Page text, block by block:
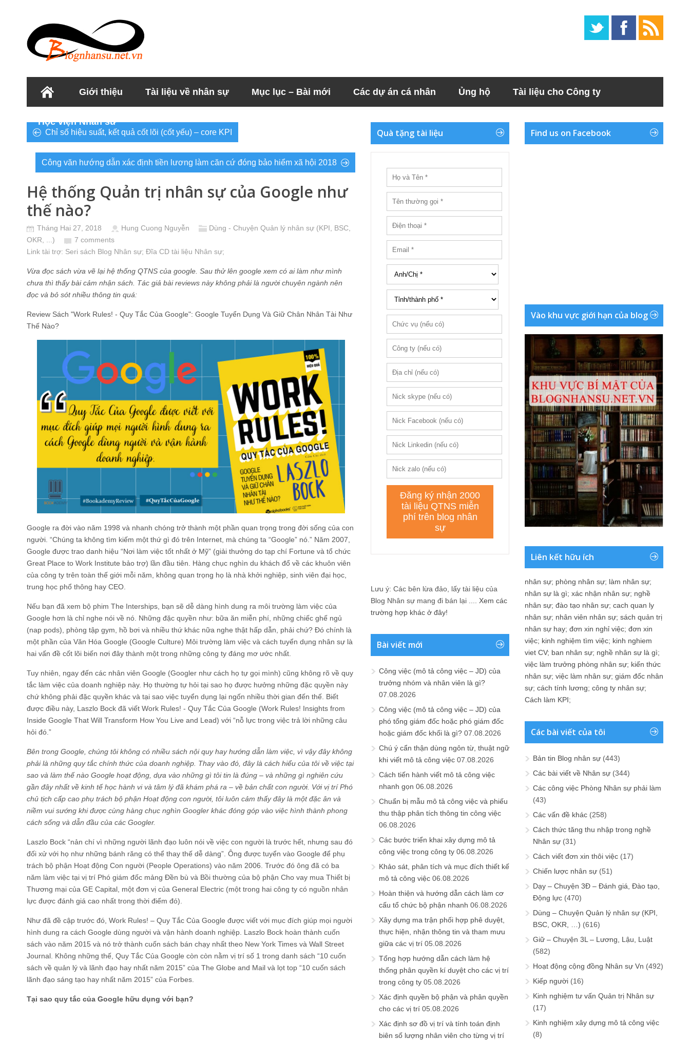
Giới thiệu Tài liệu về nhân sự Mục lục – Bài mới Các dự án cá nhân Ủng hộ Tài liệu cho Công ty
Học viện Nhân sư
Chỉ số hiệu suất, kết quả cốt lõi (cốt yếu) – core KPI
Công văn hướng dẫn xác định tiền lương làm căn cứ đóng bảo hiểm xã hội 2018
Hệ thống Quản trị nhân sự của Google như
thế nào?
Tháng Hai 27, 2018 Hung Cuong Nguyễn
Dùng - Chuyện Quản lý nhân sự (KPI, BSC,
OKR, ...)
7 comments
Link tài trợ: Seri sách Blog Nhân sự; Đĩa CD tài liệu Nhân sự;
Vừa đọc sách vừa vẽ lại hệ thống QTNS của google. Sau thử lên google xem có ai làm như mình
chưa thì thấy bài cảm nhận sách. Tác giả bài reviews này không phải là người chuyên ngành nên
đọc và bỏ sót nhiều thông tin quá:
Review Sách "Work Rules! - Quy Tắc Của Google": Google Tuyển Dụng Và Giữ Chân Nhân Tài Như
Thế Nào?
Google ra đời vào năm 1998 và nhanh chóng trở thành một phần quan trọng trong đời sống của con
người. “Chúng ta không tìm kiếm một thứ gì đó trên Internet, mà chúng ta “Google” nó.” Năm 2007,
Google được trao danh hiệu “Nơi làm việc tốt nhất ở Mỹ” (giải thưởng do tạp chí Fortune và tổ chức
Great Place to Work Institute bảo trợ) lần đầu tiên. Hàng chục nghìn du khách đổ về các khuôn viên
của công ty trên toàn thế giới mỗi năm, không quan trọng họ là nhà khởi nghiệp, sinh viên đại học,
trung học phổ thông hay CEO.
Nếu bạn đã xem bộ phim The Interships, bạn sẽ dễ dàng hình dung ra môi trường làm việc của
Google hơn là chỉ nghe nói về nó. Những đặc quyền như: bữa ăn miễn phí, những chiếc ghế ngủ
(nap pods), phòng tập gym, hồ bơi và nhiều thứ khác nữa nghe thật hấp dẫn, phải chứ? Đó chính là
một phần của Văn Hóa Google (Google Culture) Môi trường làm việc và cách tuyển dụng nhân sự là
hai vấn đề cốt lõi biến nơi đây thành một trong những công ty đáng mơ ước nhất.
Tuy nhiên, ngay đến các nhân viên Google (Googler như cách họ tự gọi mình) cũng không rõ về quy
tắc làm việc của doanh nghiệp này. Họ thường tự hỏi tại sao họ được hưởng những đặc quyền này
chứ không phải đặc quyền khác và tại sao việc tuyển dụng lại ngốn nhiều thời gian đến thế. Biết
được điều này, Laszlo Bock đã viết Work Rules! - Quy Tắc Của Google (Work Rules! Insights from
Inside Google That Will Transform How You Live and Lead) với “nỗ lực trong việc trả lời những câu
hỏi đó.”
Bên trong Google, chúng tôi không có nhiều sách nội quy hay hướng dẫn làm việc, vì vậy đây không
phải là những quy tắc chính thức của doanh nghiệp. Thay vào đó, đây là cách hiểu của tôi về việc tại
sao và làm thế nào Google hoạt động, dựa vào những gì tôi tin là đúng – và những gì nghiên cứu
gần đây nhất về kinh tế học hành vi và tâm lý đã khám phá ra – về bản chất con người. Với vị trí Phó
chủ tịch cấp cao phụ trách bộ phận Hoạt động con người, tôi luôn cảm thấy đây là một đặc ân và
niềm vui sướng khi được cùng hàng chục nghìn Googler khác đóng góp vào việc hình thành phong
cách sống và dẫn đầu của các Googler.
Laszlo Bock “nản chí vì những người lãnh đạo luôn nói về việc con người là trước hết, nhưng sau đó
đối xử với họ như những bánh răng có thể thay thế dễ dàng”. Ông được tuyển vào Google để phụ
trách bộ phận Hoạt động Con người (People Operations) vào năm 2006. Trước đó ông đã có ba
năm làm việc tại vị trí Phó giám đốc mảng Đền bù và Bồi thường của bộ phận Cho vay mua Thiết bị
Thương mại của GE Capital, một đơn vị của General Electric (một trong hai công ty có nguồn nhân
lực được đánh giá cao nhất trong thời điểm đó).
Như đã đề cập trước đó, Work Rules! – Quy Tắc Của Google được viết với mục đích giúp mọi người
hình dung ra cách Google dùng người và vận hành doanh nghiệp. Laszlo Bock hoàn thành cuốn
sách vào năm 2015 và nó trở thành cuốn sách bán chạy nhất theo New York Times và Wall Street
Journal. Không những thế, Quy Tắc Của Google còn còn nằm vị trí số 1 trong danh sách “10 cuốn
sách về quản lý và lãnh đạo hay nhất năm 2015” của The Globe and Mail và lọt top “10 cuốn sách
lãnh đạo sáng tạo hay nhất năm 2015” của Forbes.
Tại sao quy tắc của Google hữu dụng với bạn?
Quà tặng tài liệu
Lưu ý: Các bên lừa đảo, lấy tài liệu của
Blog Nhân sự mang đi bán lại .... Xem các
trường hợp khác ở đây!
Bài viết mới
Công việc (mô tả công việc – JD) của
trưởng nhóm và nhân viên là gì?
07.08.2026
Công việc (mô tả công việc – JD) của
phó tổng giám đốc hoặc phó giám đốc
hoặc giám đốc khối là gì? 07.08.2026
Chú ý cẩn thận dùng ngôn từ, thuật ngữ
khi viết mô tả công việc 07.08.2026
Cách tiến hành viết mô tả công việc
nhanh gọn 06.08.2026
Chuẩn bị mẫu mô tả công việc và phiếu
thu thập phân tích thông tin công việc
06.08.2026
Các bước triển khai xây dựng mô tả
công việc trong công ty 06.08.2026
Khảo sát, phân tích và mục đích thiết kế
mô tả công việc 06.08.2026
Hoàn thiện và hướng dẫn cách làm cơ
cấu tổ chức bộ phận nhanh 06.08.2026
Xây dựng ma trận phối hợp phê duyệt,
thực hiện, nhận thông tin và tham mưu
giữa các vị trí 05.08.2026
Tổng hợp hướng dẫn cách làm hệ
thống phân quyền kí duyệt cho các vị trí
trong công ty 05.08.2026
Xác định quyền bộ phận và phân quyền
cho các vị trí 05.08.2026
Xác định sơ đồ vị trí và tính toán định
biên số lượng nhân viên cho từng vị trí
Find us on Facebook
Vào khu vực giới hạn của blog
Liên kết hữu ích
nhân sự; phòng nhân sự; làm nhân sự;
nhân sự là gì; xác nhận nhân sự; nghề
nhân sự; đào tạo nhân sự; cach quan ly
nhân sự; nhân viên nhân sự; sách quản trị
nhân sự hay; đơn xin nghỉ việc; đơn xin
việc; kinh nghiệm tìm việc; kinh nghiem
viet CV; ban nhân sự; nghề nhân sự là gì;
việc làm trưởng phòng nhân sự; kiến thức
nhân sự; việc làm nhân sự; giám đốc nhân
sự; cách tính lương; công ty nhân sự;
Cách làm KPI;
Các bài viết của tôi
Bản tin Blog nhân sự (443)
Các bài viết về Nhân sự (344)
Các công việc Phòng Nhân sự phải làm
(43)
Các vấn đề khác (258)
Cách thức tăng thu nhập trong nghề
Nhân sự (31)
Cách viết đơn xin thôi việc (17)
Chiến lược nhân sự (51)
Dạy – Chuyện 3Đ – Đánh giá, Đào tạo,
Động lực (470)
Dùng – Chuyện Quản lý nhân sự (KPI,
BSC, OKR, …) (616)
Giữ – Chuyện 3L – Lương, Lậu, Luật
(582)
Hoạt động cộng đồng Nhân sự Vn (492)
Kiếp người (16)
Kinh nghiệm tư vấn Quản trị Nhân sự
(17)
Kinh nghiệm xây dựng mô tả công việc
(8)